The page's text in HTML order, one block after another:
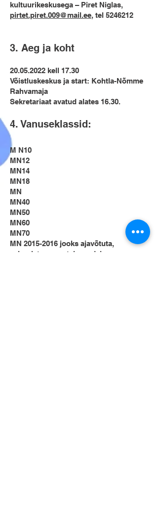
kultuurikeskusega – Piret Niglas,
pirtet.piret.009@mail.ee, tel 5246212
3. Aeg ja koht
20.05.2022 kell 17.30
Võistluskeskus ja start: Kohtla-Nõmme
Rahvamaja
​Sekretariaat avatud alates 16.30.
4. Vanuseklassid:
M N10
MN12
MN14
MN18
MN
MN40
MN50
MN60
MN70
​MN 2015-2016 jooks ajavõtuta,
eelregistreerunutele medal